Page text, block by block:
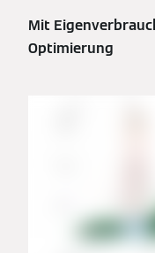
Mit
Optimierung